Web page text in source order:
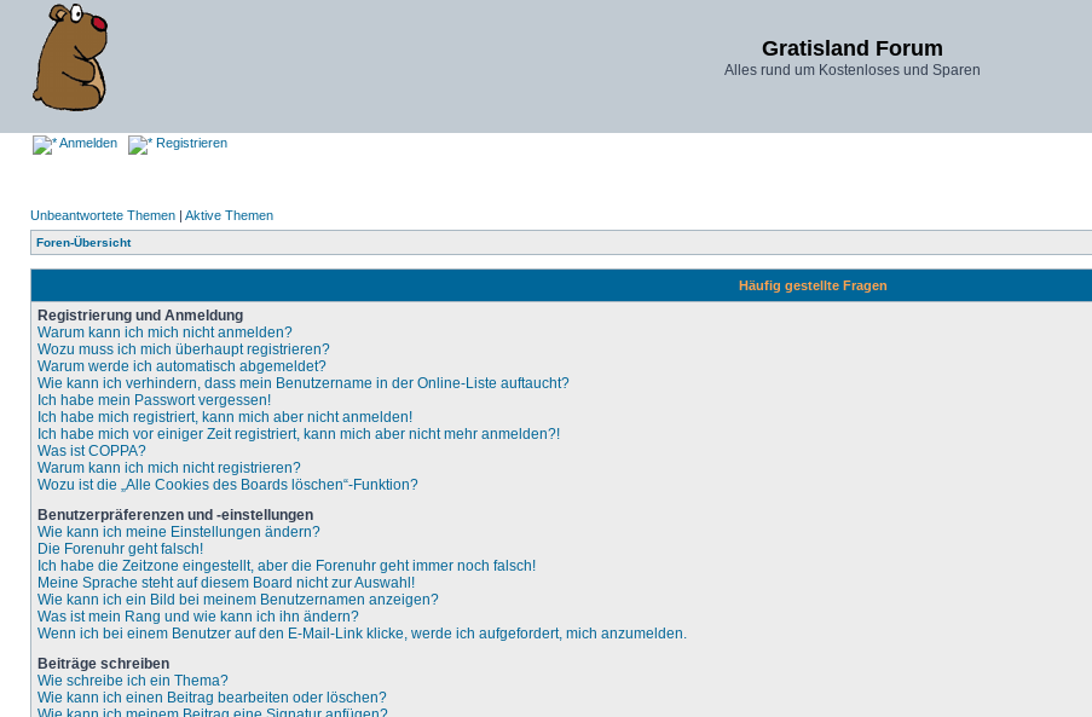
Gratisland Forum
Alles rund um Kostenloses und Sparen
Anmelden Registrieren
Unbeantwortete Themen | Aktive Themen
Foren-Übersicht
Häufig gestellte Fragen
Registrierung und Anmeldung
Warum kann ich mich nicht anmelden?
Wozu muss ich mich überhaupt registrieren?
Warum werde ich automatisch abgemeldet?
Wie kann ich verhindern, dass mein Benutzername in der Online-Liste auftaucht?
Ich habe mein Passwort vergessen!
Ich habe mich registriert, kann mich aber nicht anmelden!
Ich habe mich vor einiger Zeit registriert, kann mich aber nicht mehr anmelden?!
Was ist COPPA?
Warum kann ich mich nicht registrieren?
Wozu ist die „Alle Cookies des Boards löschen“-Funktion?
Benutzerpräferenzen und -einstellungen
Wie kann ich meine Einstellungen ändern?
Die Forenuhr geht falsch!
Ich habe die Zeitzone eingestellt, aber die Forenuhr geht immer noch falsch!
Meine Sprache steht auf diesem Board nicht zur Auswahl!
Wie kann ich ein Bild bei meinem Benutzernamen anzeigen?
Was ist mein Rang und wie kann ich ihn ändern?
Wenn ich bei einem Benutzer auf den E-Mail-Link klicke, werde ich aufgefordert, mich anzumelden.
Beiträge schreiben
Wie schreibe ich ein Thema?
Wie kann ich einen Beitrag bearbeiten oder löschen?